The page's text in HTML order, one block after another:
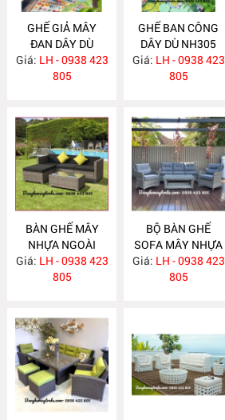
GHẾ GIẢ MÂY
ĐAN DÂY DÙ
NH306
Giá: LH - 0938 423
805
GHẾ BAN CÔNG
DÂY DÙ NH305
Giá: LH - 0938 423
805
BÀN GHẾ MÂY
NHỰA NGOÀI
TRỜI NH303
Giá: LH - 0938 423
805
BỘ BÀN GHẾ
SOFA MÂY NHỰA
NGOÀI TRỜI
NH302
Giá: LH - 0938 423
805